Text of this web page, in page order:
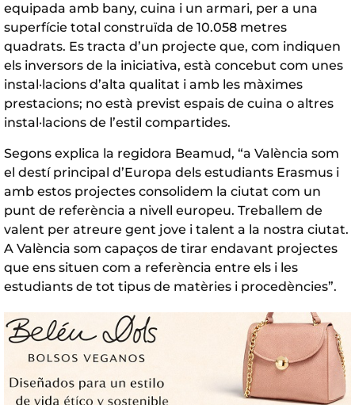
equipada amb bany, cuina i un armari, per a una
superfície total construïda de 10.058 metres
quadrats. Es tracta d’un projecte que, com indiquen
els inversors de la iniciativa, està concebut com unes
instal·lacions d’alta qualitat i amb les màximes
prestacions; no està previst espais de cuina o altres
instal·lacions de l’estil compartides.
Segons explica la regidora Beamud, “a València som
el destí principal d’Europa dels estudiants Erasmus i
amb estos projectes consolidem la ciutat com un
punt de referència a nivell europeu. Treballem de
valent per atreure gent jove i talent a la nostra ciutat.
A València som capaços de tirar endavant projectes
que ens situen com a referència entre els i les
estudiants de tot tipus de matèries i procedències”.